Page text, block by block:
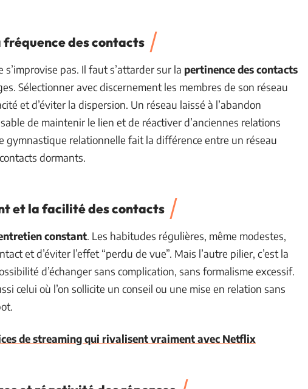
des contacts
s’improvise pas. Il faut s’attarder sur la pertinence des contacts
Sélectionner avec discernement les membres de son réseau
et d’éviter la dispersion. Un réseau laissé à l’abandon
de maintenir le lien et de réactiver d’anciennes relations
gymnastique relationnelle fait la différence entre un réseau
dormants.
et la facilité des contacts
constant. Les habitudes régulières, même modestes,
et d’éviter l’effet “perdu de vue”. Mais l’autre pilier, c’est la
d’échanger sans complication, sans formalisme excessif.
celui où l’on sollicite un conseil ou une mise en relation sans
de streaming qui rivalisent vraiment avec Netflix